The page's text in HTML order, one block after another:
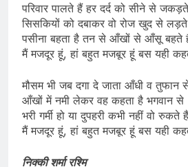
परिवार पालते हैं हर दर्द को सीने से
सिसकियों को दबाकर वो रोज खुद से
पसीना बहता है तन से आँखों से आँसू बहते
मैं मजदूर हूं, हां बहुत मजबूर हूं बस यही
मौसम भी जब दगा दे जाता आँधी व तुफान
आँखों में नमी लेकर वह कहता है भगवान से
भरी गर्मी हो या दुपहरी कभी नहीं वो रुकते हैं
मैं मजदूर हूं, हां बहुत मजबूर हूं बस यही
निक्की शर्मा रश्मि